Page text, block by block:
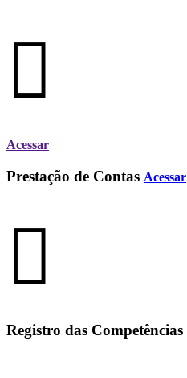
Acessar
Prestação de Contas Acessar
Registro das Competências